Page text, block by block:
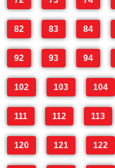
82 83 84
92 93 94
102 103 104
111 112 113
120 121 122